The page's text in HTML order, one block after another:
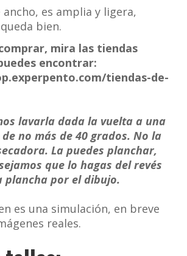
es amplia y ligera,
bien.
mira las tiendas
encontrar:
tiendas-de-
lavarla dada la vuelta a una
no más de 40 grados. No la
La puedes planchar,
que lo hagas del revés
plancha por el dibujo.
es una simulación, en breve
reales.